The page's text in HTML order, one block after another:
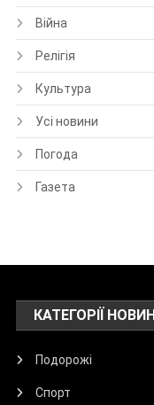
Війна
Релігія
Культура
Усі новини
Погода
Газета
КАТЕГОРІЇ НОВИН
Подорожі
Спорт